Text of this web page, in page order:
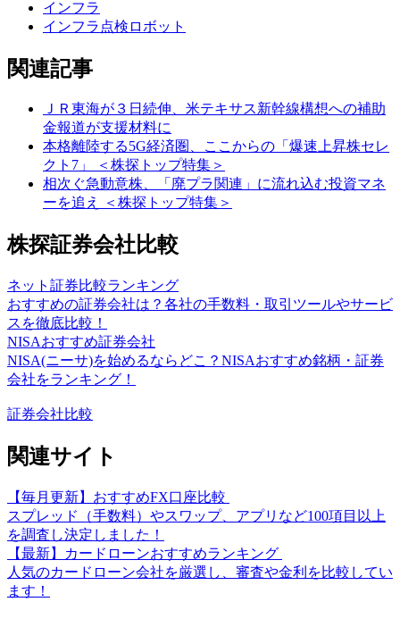
インフラ
インフラ点検ロボット
関連記事
ＪＲ東海が３日続伸、米テキサス新幹線構想への補助
金報道が支援材料に
本格離陸する5G経済圏、ここからの「爆速上昇株セレ
クト7」 ＜株探トップ特集＞
相次ぐ急動意株、「廃プラ関連」に流れ込む投資マネ
ーを追え ＜株探トップ特集＞
株探証券会社比較
ネット証券比較ランキング
おすすめの証券会社は？各社の手数料・取引ツールやサービ
スを徹底比較！
NISAおすすめ証券会社
NISA(ニーサ)を始めるならどこ？NISAおすすめ銘柄・証券
会社をランキング！
証券会社比較
関連サイト
【毎月更新】おすすめFX口座比較
スプレッド（手数料）やスワップ、アプリなど100項目以上
を調査し決定しました！
【最新】カードローンおすすめランキング
人気のカードローン会社を厳選し、審査や金利を比較してい
ます！